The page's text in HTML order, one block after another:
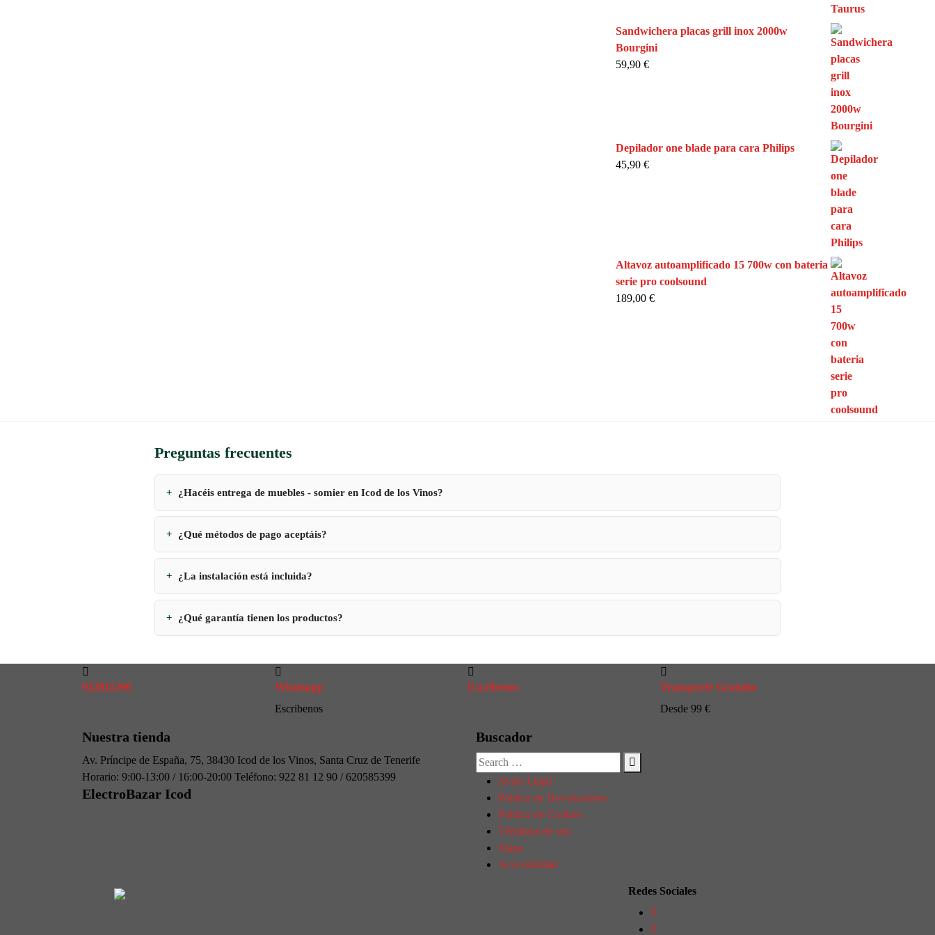
Sandwichera placas grill inox 2000w
Bourgini
59,90 €
Depilador one blade para cara Philips
45,90 €
Altavoz autoamplificado 15 700w con bateria
serie pro coolsound
189,00 €
Preguntas frecuentes
¿Hacéis entrega de muebles - somier en Icod de los Vinos?
¿Qué métodos de pago aceptáis?
¿La instalación está incluida?
¿Qué garantía tienen los productos?
922811290
Whatsapp
Escribenos
Escribenos
Transporte Gratuito
Desde 99 €
Nuestra tienda
Av. Príncipe de España, 75, 38430 Icod de los Vinos, Santa Cruz de Tenerife
Horario: 9:00-13:00 / 16:00-20:00 Teléfono: 922 81 12 90 / 620585399
ElectroBazar Icod
Buscador
Búsqueda
de:
Aviso Legal
Politica de Devoluciones
Politica de Cookies
Términos de uso
Mapa
Accesibilidad
Redes Sociales